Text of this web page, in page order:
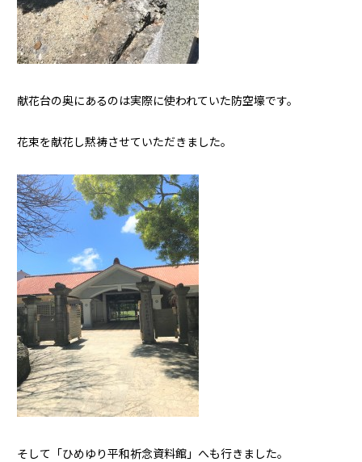
献花台の奥にあるのは実際に使われていた防空壕です。
花束を献花し黙祷させていただきました。
そして「ひめゆり平和祈念資料館」へも行きました。